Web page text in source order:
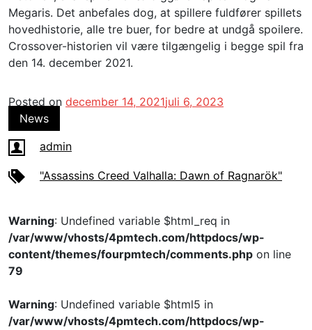
Megaris. Det anbefales dog, at spillere fuldfører spillets
hovedhistorie, alle tre buer, for bedre at undgå spoilere.
Crossover-historien vil være tilgængelig i begge spil fra
den 14. december 2021.
Posted on december 14, 2021juli 6, 2023
News
admin
"Assassins Creed Valhalla: Dawn of Ragnarök"
Warning: Undefined variable $html_req in
/var/www/vhosts/4pmtech.com/httpdocs/wp-
content/themes/fourpmtech/comments.php on line
79
Warning: Undefined variable $html5 in
/var/www/vhosts/4pmtech.com/httpdocs/wp-